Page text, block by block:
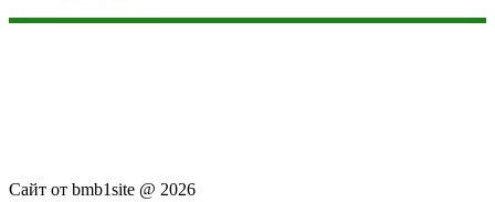
Сайт от bmb1site @ 2026